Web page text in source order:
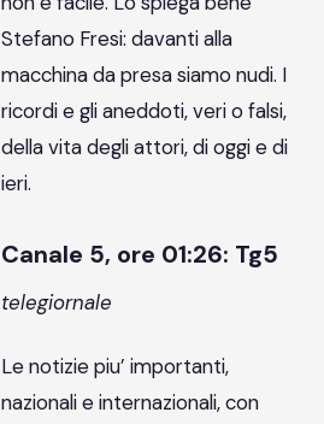
Stefano Fresi: davanti alla
macchina da presa siamo nudi. I
ricordi e gli aneddoti, veri o falsi,
della vita degli attori, di oggi e di
ieri.
Canale 5, ore 01:26: Tg5
telegiornale
Le notizie piu’ importanti,
nazionali e internazionali, con